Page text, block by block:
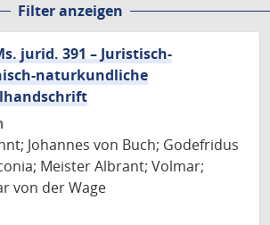
Filter anzeigen
jurid. 391 – Juristisch-
naturkundliche
Johannes von Buch; Godefridus
Meister Albrant; Volmar;
von der Wage